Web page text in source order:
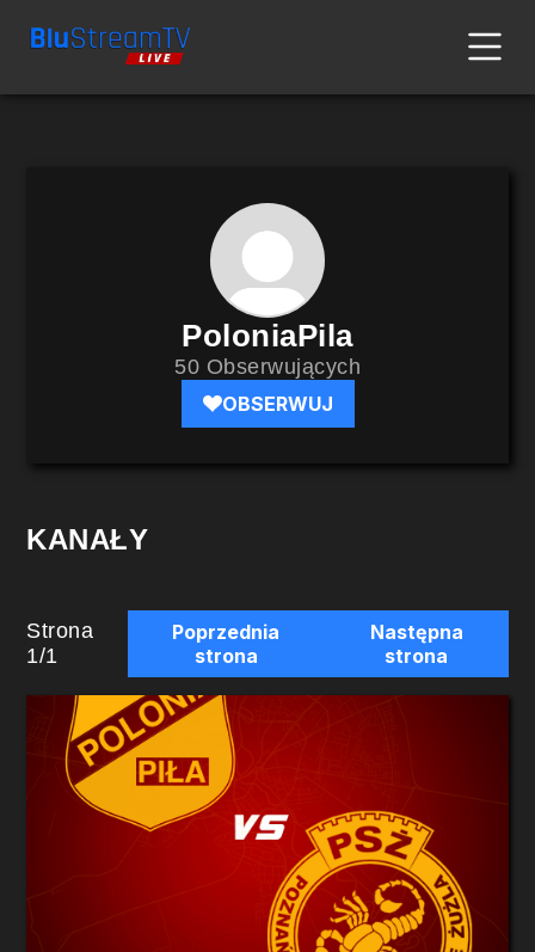
PoloniaPila
50 Obserwujących
OBSERWUJ
KANAŁY
Strona
1/1
Poprzednia
strona
Następna
strona